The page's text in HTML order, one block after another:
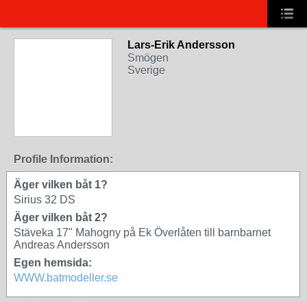
Lars-Erik Andersson
Smögen
Sverige
Profile Information:
Äger vilken båt 1?
Sirius 32 DS
Äger vilken båt 2?
Stäveka 17" Mahogny på Ek Överlåten till barnbarnet
Andreas Andersson
Egen hemsida:
WWW.batmodeller.se